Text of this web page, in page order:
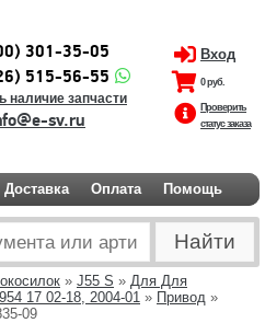
301-35-05
515-56-55
наличие запчасти
sv.ru
Вход
0 руб.
Проверить
статус заказа
Доставка Оплата Помощь
» J55 S » Для Для
17 02-18, 2004-01 » Привод »
09